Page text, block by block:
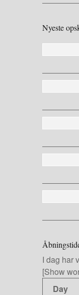
Nyeste
I dag har
[Show
Day